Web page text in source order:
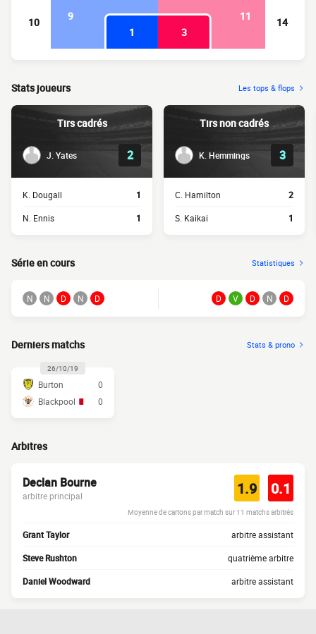
10 9
11
1
3
14
Stats joueurs Les tops & flops
Tirs cadrés
J. Yates 2
K. Dougall 1
N. Ennis 1
Tirs non cadrés
K. Hemmings 3
C. Hamilton 2
S. Kaikai 1
Série en cours Statistiques
N N D N D D V D N D
Derniers matchs Stats & prono
26/10/19
Burton
0
Blackpool
0
Arbitres
Declan Bourne
arbitre principal 1.9 0.1
Moyenne de cartons par match sur 11 matchs arbitrés
Grant Taylor arbitre assistant
Steve Rushton quatrième arbitre
Daniel Woodward arbitre assistant